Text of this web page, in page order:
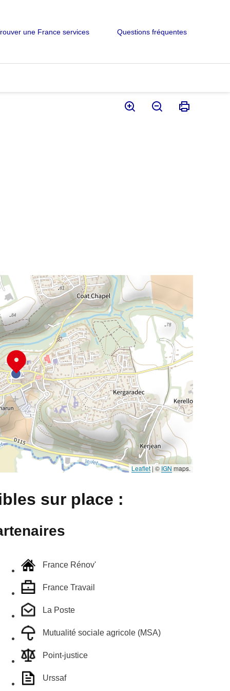
une France services Questions fréquentes
Leaflet | © IGN maps.
sur place :
France Rénov'
France Travail
La Poste
Mutualité sociale agricole (MSA)
Point-justice
Urssaf